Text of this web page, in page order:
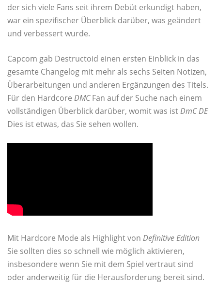
der sich viele Fans seit ihrem Debüt erkundigt haben,
war ein spezifischer Überblick darüber, was geändert
und verbessert wurde.
Capcom gab Destructoid einen ersten Einblick in das
gesamte Changelog mit mehr als sechs Seiten Notizen,
Überarbeitungen und anderen Ergänzungen des Titels.
Für den Hardcore DMCFan auf der Suche nach einem
vollständigen Überblick darüber, womit was istDmC DE
Dies ist etwas, das Sie sehen wollen.
Mit Hardcore Mode als Highlight von Definitive Edition
Sie sollten dies so schnell wie möglich aktivieren,
insbesondere wenn Sie mit dem Spiel vertraut sind
oder anderweitig für die Herausforderung bereit sind.